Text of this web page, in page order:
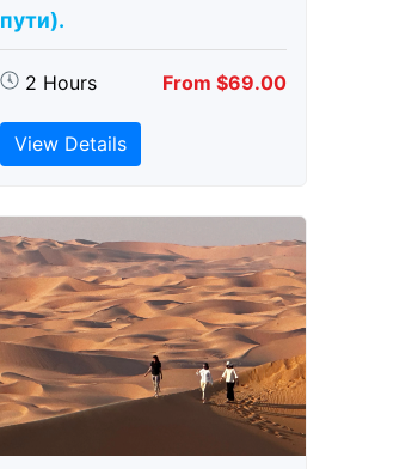
пути).
2 Hours From $69.00
View Details